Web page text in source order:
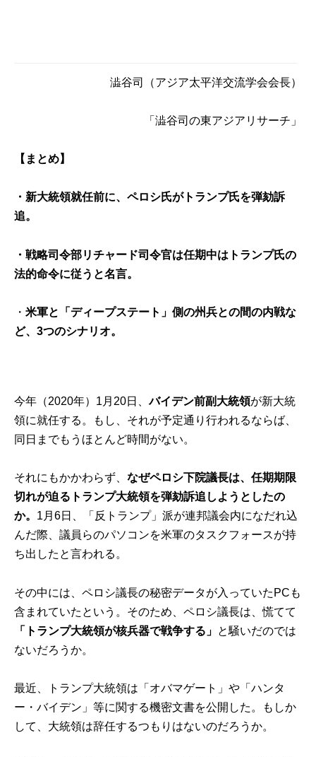
澁谷司 （アジア太平洋交流学会会長）
「澁谷司の東アジアリサーチ」
【まとめ】
・新大統領就任前に、ペロシ氏がトランプ氏を弾劾訴
追。
・戦略司令部リチャード司令官は任期中はトランプ氏の
法的命令に従うと名言。
・米軍と「ディープステート」側の州兵との間の内戦な
ど、3つのシナリオ。
今年（2020年）1月20日、バイデン前副大統領が新大統
領に就任する。もし、それが予定通り行われるならば、
同日までもうほとんど時間がない。
それにもかかわらず、なぜペロシ下院議長は、任期期限
切れが迫るトランプ大統領を弾劾訴追しようとしたの
か。 1月6日、「反トランプ」派が連邦議会内になだれ込
んだ際、議員らのパソコンを米軍のタスクフォースが持
ち出したと言われる。
その中には、ペロシ議長の秘密データが入っていたPCも
含まれていたという。そのため、ペロシ議長は、慌てて
「トランプ大統領が核兵器で戦争する」 と騒いだのでは
ないだろうか。
最近、トランプ大統領は「オバマゲート」や「ハンタ
ー・バイデン」等に関する機密文書を公開した。もしか
して、大統領は辞任するつもりはないのだろうか。